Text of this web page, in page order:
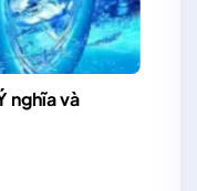
nghĩa và